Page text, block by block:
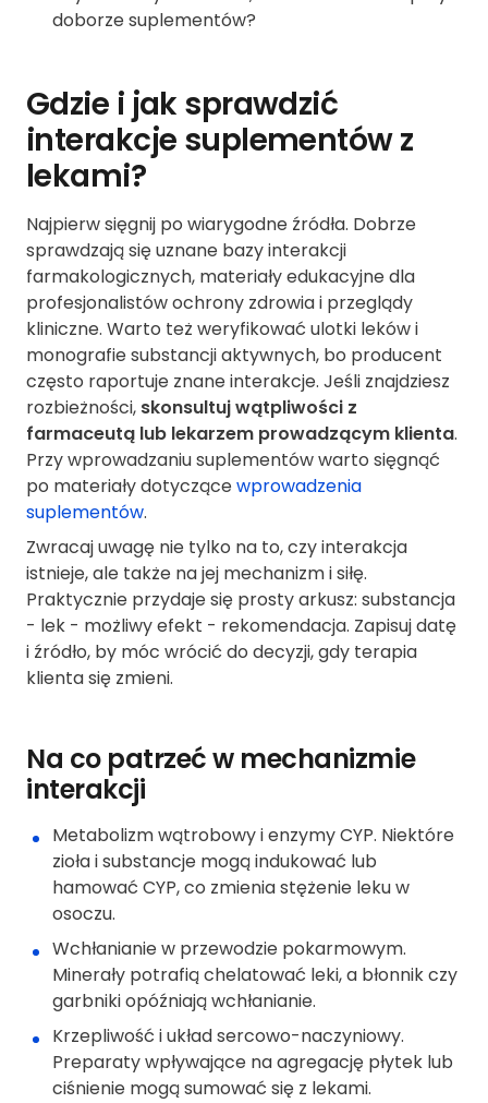
doborze suplementów?
Gdzie i jak sprawdzić
interakcje suplementów z
lekami?
Najpierw sięgnij po wiarygodne źródła. Dobrze
sprawdzają się uznane bazy interakcji
farmakologicznych, materiały edukacyjne dla
profesjonalistów ochrony zdrowia i przeglądy
kliniczne. Warto też weryfikować ulotki leków i
monografie substancji aktywnych, bo producent
często raportuje znane interakcje. Jeśli znajdziesz
rozbieżności, skonsultuj wątpliwości z
farmaceutą lub lekarzem prowadzącym klienta.
Przy wprowadzaniu suplementów warto sięgnąć
po materiały dotyczącewprowadzenia
suplementów.
Zwracaj uwagę nie tylko na to, czy interakcja
istnieje, ale także na jej mechanizm i siłę.
Praktycznie przydaje się prosty arkusz: substancja
- lek - możliwy efekt - rekomendacja. Zapisuj datę
i źródło, by móc wrócić do decyzji, gdy terapia
klienta się zmieni.
Na co patrzeć w mechanizmie
interakcji
Metabolizm wątrobowy i enzymy CYP. Niektóre
zioła i substancje mogą indukować lub
hamować CYP, co zmienia stężenie leku w
osoczu.
Wchłanianie w przewodzie pokarmowym.
Minerały potrafią chelatować leki, a błonnik czy
garbniki opóźniają wchłanianie.
Krzepliwość i układ sercowo-naczyniowy.
Preparaty wpływające na agregację płytek lub
ciśnienie mogą sumować się z lekami.